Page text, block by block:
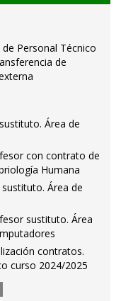
Personal Técnico
de
Área de
con contrato de
Humana
Área de
sustituto. Área
contratos.
curso 2024/2025